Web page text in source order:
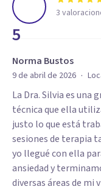
5
3
Norma Bustos
9 de abril de 2026 ·
La Dra. Silvia es una
técnica que ella
justo lo que está
sesiones de terapia
yo llegué con ella
ansiedad y
diversas áreas de mi